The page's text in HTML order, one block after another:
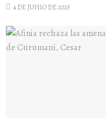
4 DE JUNIO DE 2025